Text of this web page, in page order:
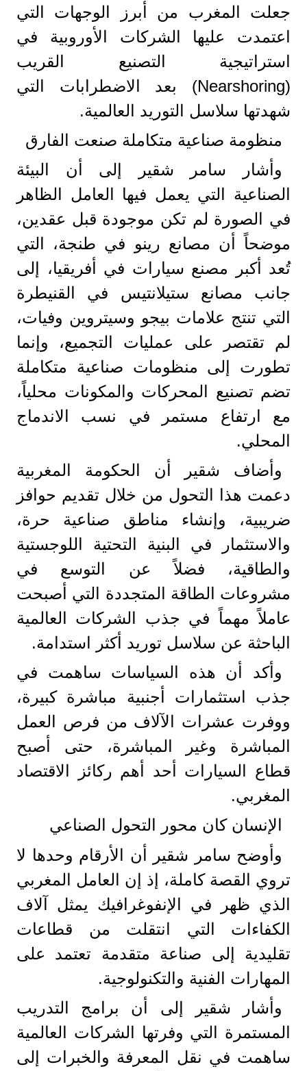
جعلت المغرب من أبرز الوجهات التي
اعتمدت عليها الشركات الأوروبية في
استراتيجية التصنيع القريب
(Nearshoring) بعد الاضطرابات التي
شهدتها سلاسل التوريد العالمية.
منظومة صناعية متكاملة صنعت الفارق
وأشار سامر شقير إلى أن البيئة
الصناعية التي يعمل فيها العامل الظاهر
في الصورة لم تكن موجودة قبل عقدين،
موضحاً أن مصانع رينو في طنجة، التي
تُعد أكبر مصنع سيارات في أفريقيا، إلى
جانب مصانع ستيلانتيس في القنيطرة
التي تنتج علامات بيجو وسيتروين وفيات،
لم تقتصر على عمليات التجميع، وإنما
تطورت إلى منظومات صناعية متكاملة
تضم تصنيع المحركات والمكونات محلياً،
مع ارتفاع مستمر في نسب الاندماج
المحلي.
وأضاف شقير أن الحكومة المغربية
دعمت هذا التحول من خلال تقديم حوافز
ضريبية، وإنشاء مناطق صناعية حرة،
والاستثمار في البنية التحتية اللوجستية
والطاقية، فضلاً عن التوسع في
مشروعات الطاقة المتجددة التي أصبحت
عاملاً مهماً في جذب الشركات العالمية
الباحثة عن سلاسل توريد أكثر استدامة.
وأكد أن هذه السياسات ساهمت في
جذب استثمارات أجنبية مباشرة كبيرة،
ووفرت عشرات الآلاف من فرص العمل
المباشرة وغير المباشرة، حتى أصبح
قطاع السيارات أحد أهم ركائز الاقتصاد
المغربي.
الإنسان كان محور التحول الصناعي
وأوضح سامر شقير أن الأرقام وحدها لا
تروي القصة كاملة، إذ إن العامل المغربي
الذي ظهر في الإنفوغرافيك يمثل آلاف
الكفاءات التي انتقلت من قطاعات
تقليدية إلى صناعة متقدمة تعتمد على
المهارات الفنية والتكنولوجية.
وأشار شقير إلى أن برامج التدريب
المستمرة التي وفرتها الشركات العالمية
ساهمت في نقل المعرفة والخبرات إلى